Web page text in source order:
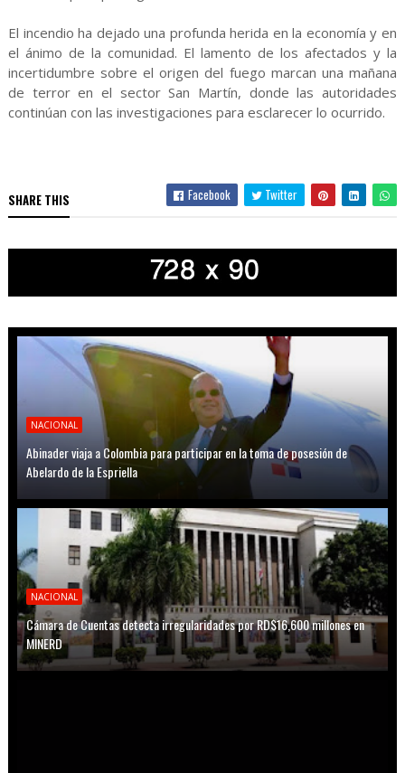
El incendio ha dejado una profunda herida en la economía y en
el ánimo de la comunidad. El lamento de los afectados y la
incertidumbre sobre el origen del fuego marcan una mañana
de terror en el sector San Martín, donde las autoridades
continúan con las investigaciones para esclarecer lo ocurrido.
SHARE THIS Facebook Twitter
NACIONAL
Abinader viaja a Colombia para participar en la toma de posesión de
Abelardo de la Espriella
NACIONAL
Cámara de Cuentas detecta irregularidades por RD$16,600 millones en
MINERD